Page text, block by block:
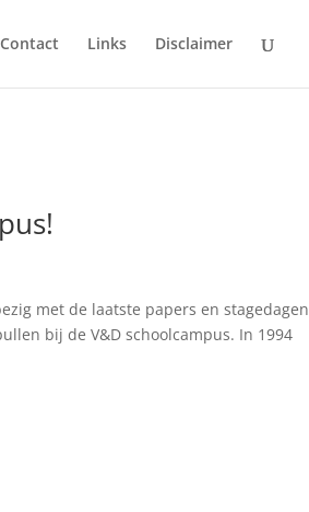
Contact Links Disclaimer
met de laatste papers en stagedagen
bij de V&D schoolcampus. In 1994